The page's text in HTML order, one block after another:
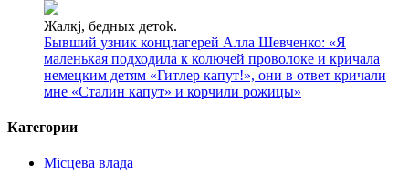
Жалкj, бедных детok.
Бывший узник концлагерей Алла Шевченко: «Я
маленькая подходила к колючей проволоке и кричала
немецким детям «Гитлер капут!», они в ответ кричали
мне «Сталин капут» и корчили рожицы»
Категории
Місцева влада